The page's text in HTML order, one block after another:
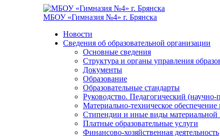
МБОУ «Гимназия №4» г. Брянска
Новости
Сведения об образовательной организации
Основные сведения
Структура и органы управления
Документы
Образование
Образовательные стандарты
Руководство. Педагогический (научно-
Материально-техническое
Стипендии и иные виды материальной
Платные образовательные услуги
Финансово-хозяйственная деятельность